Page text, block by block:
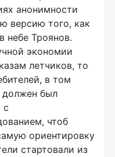
анонимности
версию того, как
небе Троянов.
экономии
летчиков, то
в том
должен был
с
чтоб
ориентировку
стартовали из